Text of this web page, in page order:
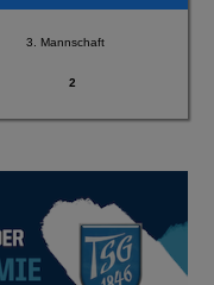
3. Mannschaft
2